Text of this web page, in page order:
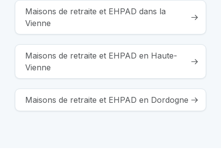
Maisons de retraite et EHPAD dans la
Vienne
Maisons de retraite et EHPAD en Haute-
Vienne
Maisons de retraite et EHPAD en Dordogne